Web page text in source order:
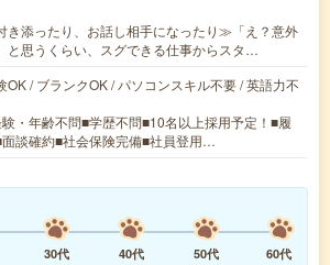
き添ったり、お話し相手になったり≫「え？意外
と思うくらい、スグできる仕事からスタ…
OK / ブランクOK / パソコンスキル不要 / 英語力不
・年齢不問■学歴不問■10名以上採用予定！■履
談確約■社会保険完備■社員登用…
30代 40代 50代
60代